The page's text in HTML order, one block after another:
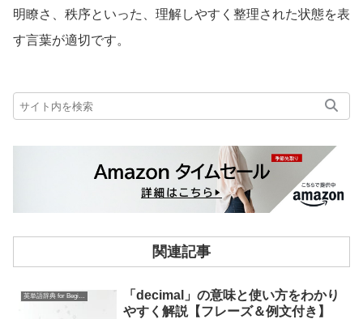
明瞭さ、秩序といった、理解しやすく整理された状態を表
す言葉が適切です。
関連記事
英単語辞典 for Beginners
「decimal」の意味と使い方をわかり
やすく解説【フレーズ＆例文付き】